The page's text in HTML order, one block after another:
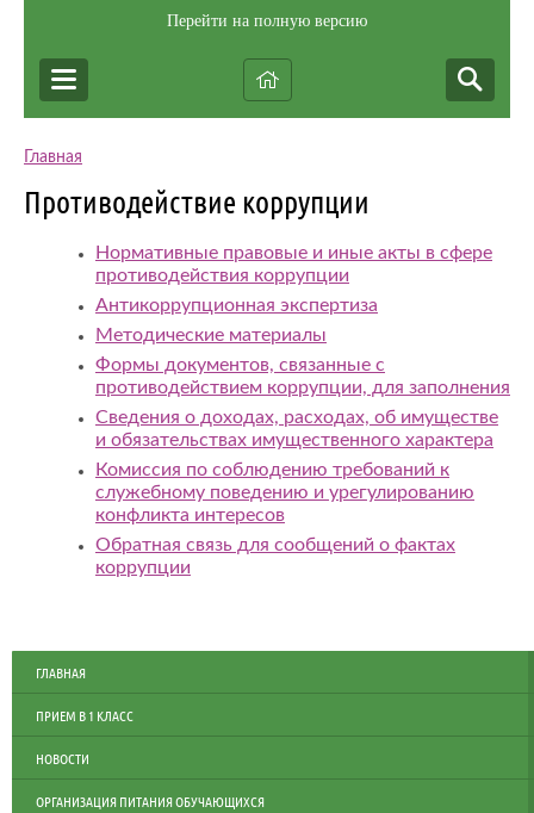
Перейти на полную версию
Главная
Противодействие коррупции
Нормативные правовые и иные акты в сфере
противодействия коррупции
Антикоррупционная экспертиза
Методические материалы
Формы документов, связанные с
противодействием коррупции, для заполнения
Сведения о доходах, расходах, об имуществе
и обязательствах имущественного характера
Комиссия по соблюдению требований к
служебному поведению и урегулированию
конфликта интересов
Обратная связь для сообщений о фактах
коррупции
ГЛАВНАЯ
ПРИЕМ В 1 КЛАСС
НОВОСТИ
ОРГАНИЗАЦИЯ ПИТАНИЯ ОБУЧАЮЩИХСЯ